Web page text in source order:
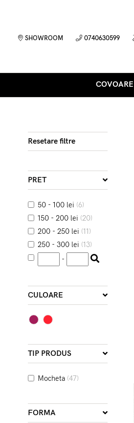
SHOWROOM 0740630599
COVOARE
Resetare filtre
PRET
50 - 100 lei (6)
150 - 200 lei (20)
200 - 250 lei (11)
250 - 300 lei (13)
-
CULOARE
TIP PRODUS
Mocheta (47)
FORMA